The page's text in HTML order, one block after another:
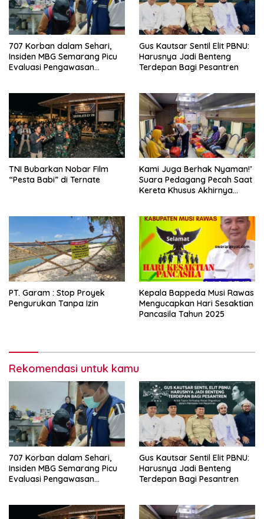
707 Korban dalam Sehari,
Insiden MBG Semarang Picu
Evaluasi Pengawasan
Gus Kautsar Sentil Elit PBNU:
Harusnya Jadi Benteng
Terdepan Bagi Pesantren
TNI Bubarkan Nobar Film
“Pesta Babi” di Ternate
Kami Juga Berhak Nyaman!’
Suara Pedagang Pecah Saat
Kereta Khusus Akhirnya
PT. Garam : Stop Proyek
Pengurukan Tanpa Izin
Kepala Bappeda Musi Rawas
Mengucapkan Hari Sesaktian
Pancasila Tahun 2025
Rekomendasi untuk kamu
707 Korban dalam Sehari,
Insiden MBG Semarang Picu
Evaluasi Pengawasan
Gus Kautsar Sentil Elit PBNU:
Harusnya Jadi Benteng
Terdepan Bagi Pesantren